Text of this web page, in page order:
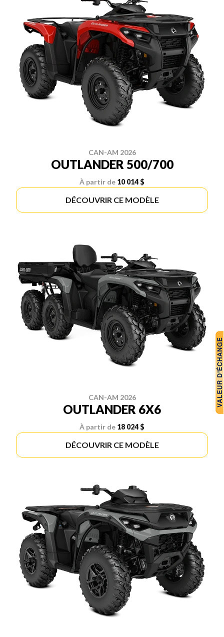
CAN-AM 2026
OUTLANDER 500/700
À partir de 10 014 $
DÉCOUVRIR CE MODÈLE
CAN-AM 2026
OUTLANDER 6X6
À partir de 18 024 $
DÉCOUVRIR CE MODÈLE